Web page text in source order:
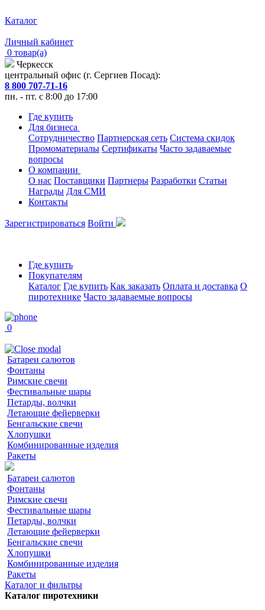
Каталог
Личный кабинет
0 товар(а)
Черкесск
центральный офис (г. Сергиев Посад):
8 800 707-71-16
пн. - пт. с 8:00 до 17:00
Где купить
Для бизнеса
Сотрудничество Партнерская сеть Система скидок
Промоматериалы Сертификаты Часто задаваемые
вопросы
О компании
О нас Поставщики Партнеры Разработки Статьи
Награды Для СМИ
Контакты
Зарегистрироваться Войти
Где купить
Покупателям
Каталог Где купить Как заказать Оплата и доставка О
пиротехнике Часто задаваемые вопросы
0
Батареи салютов
Фонтаны
Римские свечи
Фестивальные шары
Петарды, волчки
Летающие фейерверки
Бенгальские свечи
Хлопушки
Комбинированные изделия
Ракеты
Батареи салютов
Фонтаны
Римские свечи
Фестивальные шары
Петарды, волчки
Летающие фейерверки
Бенгальские свечи
Хлопушки
Комбинированные изделия
Ракеты
Каталог и фильтры
Каталог пиротехники